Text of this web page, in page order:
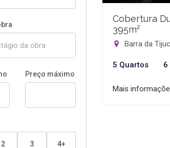
Preço máximo
2 3 4+
Cobertura
395m²
Barra da
5 Quartos 6
Mais